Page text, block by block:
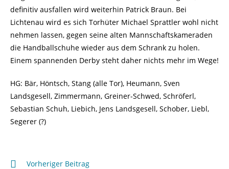
definitiv ausfallen wird weiterhin Patrick Braun. Bei
Lichtenau wird es sich Torhüter Michael Sprattler wohl nicht
nehmen lassen, gegen seine alten Mannschaftskameraden
die Handballschuhe wieder aus dem Schrank zu holen.
Einem spannenden Derby steht daher nichts mehr im Wege!
HG: Bär, Höntsch, Stang (alle Tor), Heumann, Sven
Landsgesell, Zimmermann, Greiner-Schwed, Schröferl,
Sebastian Schuh, Liebich, Jens Landsgesell, Schober, Liebl,
Segerer (?)
WeitereVorheriger Beitrag